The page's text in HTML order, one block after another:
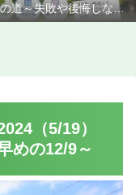
道～失敗や後悔しない
知っておきたいこと
（5/19）
めの12/9～